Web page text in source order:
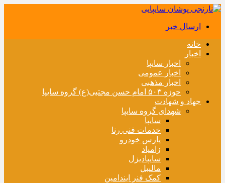
ارسال خبر
خانه
اخبار
اخبار سایپا
اخبار عمومی
اخبار مذهبی
حوزه ۵۰۳ امام حسن مجتبی(ع) گروه سایپا
جهاد و شهادت
شهدای گروه سایپا
سایپا
خدمات فنی رنا
پارس خودرو
زامیاد
سایپادیزل
مالیبل
کمک فنر ایندامین